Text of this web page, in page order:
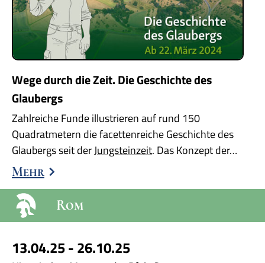
Wege durch die Zeit. Die Geschichte des
Glaubergs
Zahlreiche Funde illustrieren auf rund 150
Quadratmetern die facettenreiche Geschichte des
Glaubergs seit derJungsteinzeit. Das Konzept der…
Mehr
Rom
13.04.25 - 26.10.25